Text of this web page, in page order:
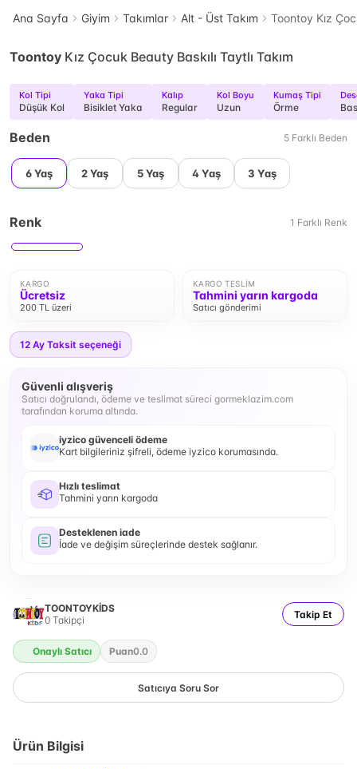
Ana Sayfa Giyim Takımlar Alt - Üst Takım Toontoy Kız
Toontoy Kız Çocuk Beauty Baskılı Taytlı Takım
Kol Tipi
Düşük Kol
Yaka Tipi
Bisiklet Yaka
Kalıp
Regular
Kol Boyu
Uzun
Kumaş Tipi
Örme
Beden 5 Farklı Beden
6 Yaş 2 Yaş 5 Yaş 4 Yaş 3 Yaş
Renk 1 Farklı Renk
KARGO
Ücretsiz
200 TL üzeri
KARGO TESLIM
Tahmini yarın kargoda
Satıcı gönderimi
12 Ay Taksit seçeneği
Güvenli alışveriş
Satıcı doğrulandı, ödeme ve teslimat süreci gormeklazim.com
tarafından koruma altında.
iyzico güvenceli ödeme
Kart bilgileriniz şifreli, ödeme iyzico korumasında.
Hızlı teslimat
Tahmini yarın kargoda
Desteklenen iade
İade ve değişim süreçlerinde destek sağlanır.
TOONTOYKİDS
0 Takipçi Takip Et
Onaylı Satıcı Puan0.0
Satıcıya Soru Sor
Ürün Bilgisi